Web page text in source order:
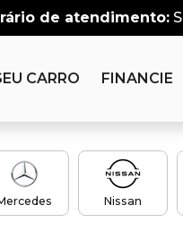
de atendimento:
CARRO FINANCIE
Nissan